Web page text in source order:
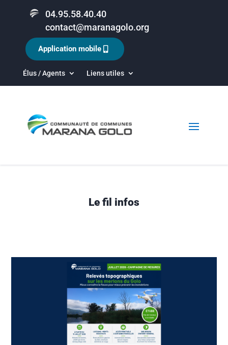
04.95.58.40.40
contact@maranagolo.org
Élus / Agents Liens utiles
Application mobile
Le fil infos